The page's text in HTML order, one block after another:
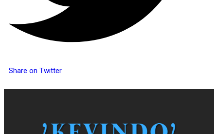
Share on Twitter